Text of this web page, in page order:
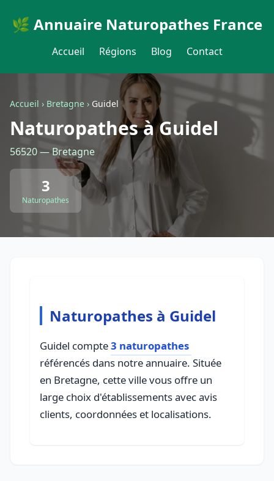
🌿 Annuaire Naturopathes France
Accueil Régions Blog Contact
Accueil › Bretagne › Guidel
Naturopathes à Guidel
56520 — Bretagne
3
Naturopathes
Naturopathes à Guidel
Guidel compte3 naturopathes
référencés dans notre annuaire. Située
en Bretagne, cette ville vous offre un
large choix d'établissements avec avis
clients, coordonnées et localisations.